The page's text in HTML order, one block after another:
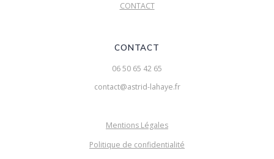
CONTACT
CONTACT
06 50 65 42 65
contact@astrid-lahaye.fr
Mentions Légales
Politique de confidentialité